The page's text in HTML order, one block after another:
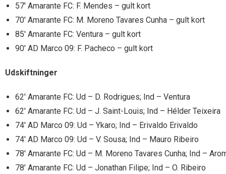
57′ Amarante FC: F. Mendes – gult kort
70′ Amarante FC: M. Moreno Tavares Cunha – gult kort
85′ Amarante FC: Ventura – gult kort
90′ AD Marco 09: F. Pacheco – gult kort
Udskiftninger
62′ Amarante FC: Ud – D. Rodrigues; Ind – Ventura
62′ Amarante FC: Ud – J. Saint-Louis; Ind – Hélder Teixeira
74′ AD Marco 09: Ud – Ykaro; Ind – Erivaldo Erivaldo
74′ AD Marco 09: Ud – V. Sousa; Ind – Mauro Ribeiro
78′ Amarante FC: Ud – M. Moreno Tavares Cunha; Ind –
78′ Amarante FC: Ud – Jonathan Filipe; Ind – O. Ribeiro